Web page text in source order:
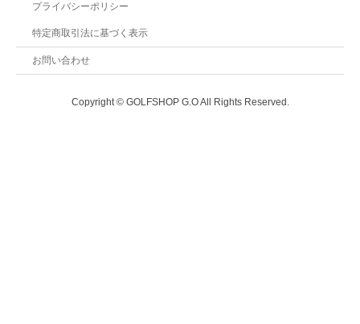
プライバシーポリシー
特定商取引法に基づく表示
お問い合わせ
Copyright © GOLFSHOP G.O All Rights Reserved.